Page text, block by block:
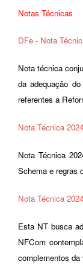
Notas Técnicas
DFe - Nota
Nota técnica
da adequação
referentes a
Nota Técnica
Nota Técnica
Schema e regras
Nota Técnica
Esta NT busca
NFCom
complementos